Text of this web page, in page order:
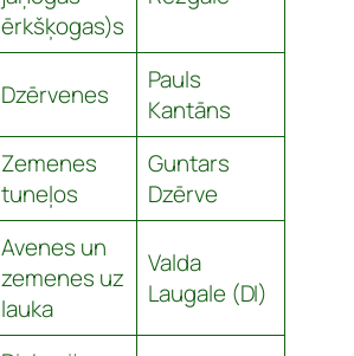
ērkšķogas)s
Dzērvenes
Pauls
Kantāns
Zemenes
tuneļos
Guntars
Dzērve
Avenes un
zemenes uz
lauka
Valda
Laugale (DI)